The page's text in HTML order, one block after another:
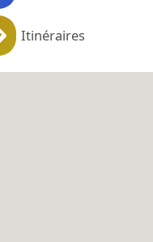
Itinéraires